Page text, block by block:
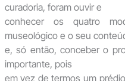
curadoria, foram ouvir e
conhecer os quatro
museológico e o seu
e, só então, conceber o
importante, pois
em vez de termos um